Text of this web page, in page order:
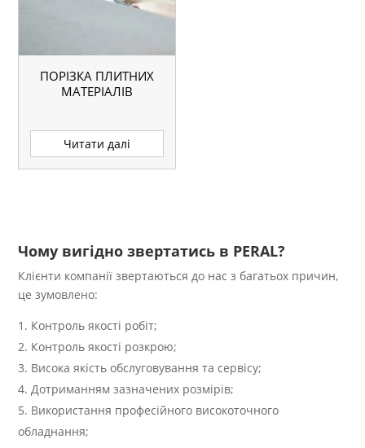
ПОРІЗКА ПЛИТНИХ
МАТЕРІАЛІВ
Читати далі
Чому вигідно звертатись в PERAL?
Клієнти компанії звертаються до нас з багатьох причин,
це зумовлено:
Контроль якості робіт;
Контроль якості розкрою;
Висока якість обслуговування та сервісу;
Дотриманням зазначених розмірів;
Використання професійного високоточного
обладнання;